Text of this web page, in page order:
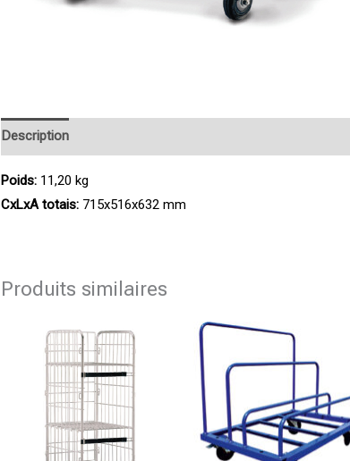
Description
Poids: 11,20 kg
CxLxA totais: 715x516x632 mm
Produits similaires